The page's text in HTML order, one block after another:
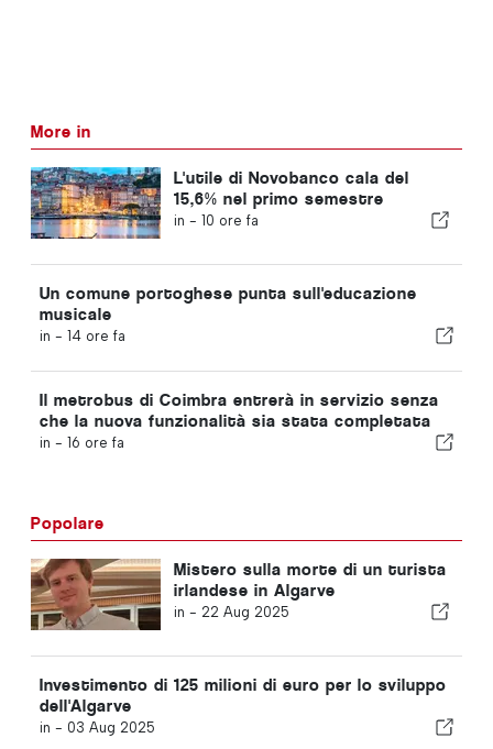
More in
L'utile di Novobanco cala del
15,6% nel primo semestre
in - 10 ore fa
Un comune portoghese punta sull'educazione
musicale
in - 14 ore fa
Il metrobus di Coimbra entrerà in servizio senza
che la nuova funzionalità sia stata completata
in - 16 ore fa
Popolare
Mistero sulla morte di un turista
irlandese in Algarve
in - 22 Aug 2025
Investimento di 125 milioni di euro per lo sviluppo
dell'Algarve
in - 03 Aug 2025